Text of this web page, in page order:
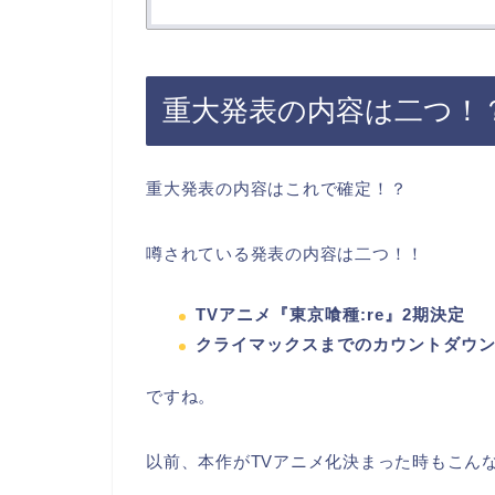
重大発表の内容は二つ！
重大発表の内容はこれで確定！？
噂されている発表の内容は二つ！！
TVアニメ『東京喰種:re』2期決定
クライマックスまでのカウントダウン
ですね。
以前、本作がTVアニメ化決まった時もこん